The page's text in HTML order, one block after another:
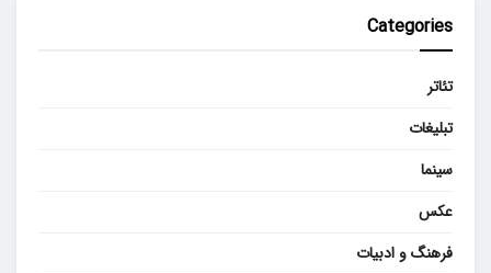
Categories
تئاتر
تبلیغات
سینما
عکس
فرهنگ و ادبیات